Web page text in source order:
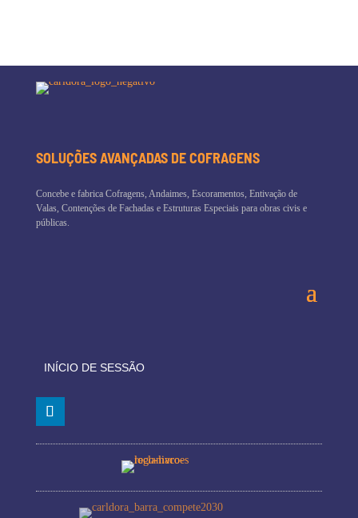
SOLUÇÕES AVANÇADAS DE COFRAGENS
Concebe e fabrica Cofragens, Andaimes, Escoramentos, Entivação de
Valas, Contenções de Fachadas e Estruturas Especiais para obras civis e
públicas.
INÍCIO DE SESSÃO